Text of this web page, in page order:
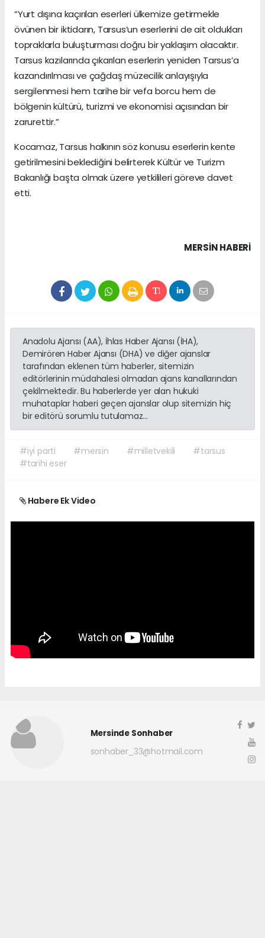
“Yurt dışına kaçırılan eserleri ülkemize getirmekle
övünen bir iktidarın, Tarsus’un eserlerini de ait oldukları
topraklarla buluşturması doğru bir yaklaşım olacaktır.
Tarsus kazılarında çıkarılan eserlerin yeniden Tarsus’a
kazandırılması ve çağdaş müzecilik anlayışıyla
sergilenmesi hem tarihe bir vefa borcu hem de
bölgenin kültürü, turizmi ve ekonomisi açısından bir
zarurettir.”
Kocamaz, Tarsus halkının söz konusu eserlerin kente
getirilmesini beklediğini belirterek Kültür ve Turizm
Bakanlığı başta olmak üzere yetkilileri göreve davet
etti.
MERSIN HABERİ
Anadolu Ajansı (AA), İhlas Haber Ajansı (İHA),
Demirören Haber Ajansı (DHA) ve diğer ajanslar
tarafından eklenen tüm haberler, sitemizin
editörlerinin müdahalesi olmadan ajans kanallarından
çekilmektedir. Bu haberlerde yer alan hukuki
muhataplar haberi geçen ajanslar olup sitemizin hiç
bir editörü sorumlu tutulamaz...
#iyi parti #mersin #milletvekili
#tarsus
#tarihi eser
Habere Ek Video
Mersinde Sonhaber
sonhaber_33@hotmail.com